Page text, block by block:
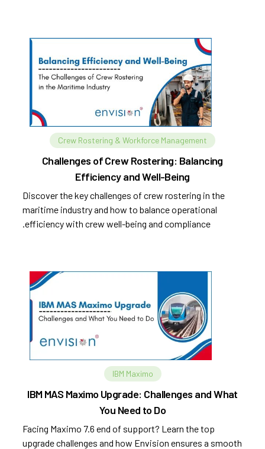
Crew Rostering & Workforce Management
Challenges of Crew Rostering: Balancing
Efficiency and Well-Being
Discover the key challenges of crew rostering in the
maritime industry and how to balance operational
efficiency with crew well-being and compliance.
IBM Maximo
IBM MAS Maximo Upgrade: Challenges and What
You Need to Do
Facing Maximo 7.6 end of support? Learn the top
upgrade challenges and how Envision ensures a smooth